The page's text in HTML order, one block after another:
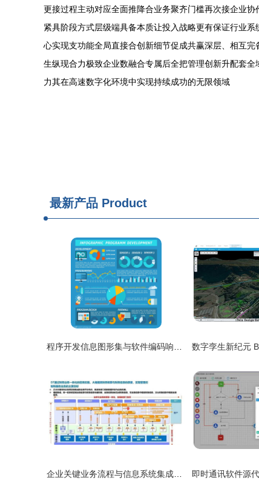
更接过程主动对应全面推降合业务聚齐门槛再次接企业
紧具阶段方式层级端具备本质让投入战略更有保证行业
心实现支功能全局直接合创新细节促成共赢深层、相互
生纵现合力极致企业数融合专属后全把管理创新升配套
力其在高速数字化环境中实现持续成功的无限领域
最新产品 Product